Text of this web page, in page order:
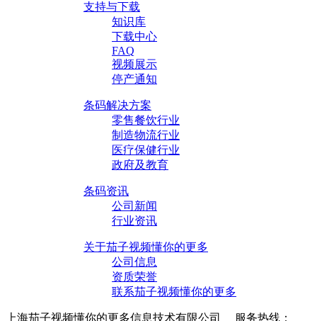
支持与下载
知识库
下载中心
FAQ
视频展示
停产通知
条码解决方案
零售餐饮行业
制造物流行业
医疗保健行业
政府及教育
条码资讯
公司新闻
行业资讯
关于茄子视频懂你的更多
公司信息
资质荣誉
联系茄子视频懂你的更多
上海茄子视频懂你的更多信息技术有限公司 服务热线：